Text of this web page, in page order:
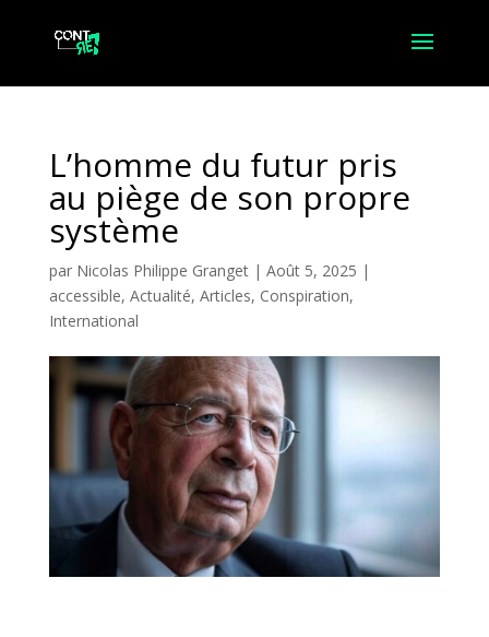
L’homme du futur pris
au piège de son propre
système
par Nicolas Philippe Granget| Août 5, 2025 |
accessible, Actualité, Articles, Conspiration,
International